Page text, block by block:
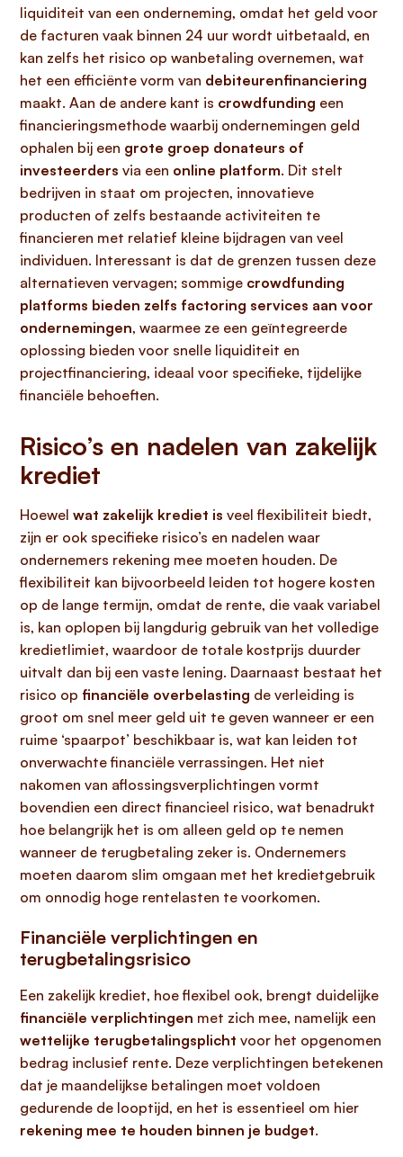
liquiditeit van een onderneming, omdat het geld voor
de facturen vaak binnen 24 uur wordt uitbetaald, en
kan zelfs het risico op wanbetaling overnemen, wat
het een efficiënte vorm van debiteurenfinanciering
maakt. Aan de andere kant is crowdfunding een
financieringsmethode waarbij ondernemingen geld
ophalen bij een grote groep donateurs of
investeerders via een online platform. Dit stelt
bedrijven in staat om projecten, innovatieve
producten of zelfs bestaande activiteiten te
financieren met relatief kleine bijdragen van veel
individuen. Interessant is dat de grenzen tussen deze
alternatieven vervagen; sommige crowdfunding
platforms bieden zelfs factoring services aan voor
ondernemingen, waarmee ze een geïntegreerde
oplossing bieden voor snelle liquiditeit en
projectfinanciering, ideaal voor specifieke, tijdelijke
financiële behoeften.
Risico’s en nadelen van zakelijk
krediet
Hoewel wat zakelijk krediet is veel flexibiliteit biedt,
zijn er ook specifieke risico’s en nadelen waar
ondernemers rekening mee moeten houden. De
flexibiliteit kan bijvoorbeeld leiden tot hogere kosten
op de lange termijn, omdat de rente, die vaak variabel
is, kan oplopen bij langdurig gebruik van het volledige
kredietlimiet, waardoor de totale kostprijs duurder
uitvalt dan bij een vaste lening. Daarnaast bestaat het
risico op financiële overbelasting de verleiding is
groot om snel meer geld uit te geven wanneer er een
ruime ‘spaarpot’ beschikbaar is, wat kan leiden tot
onverwachte financiële verrassingen. Het niet
nakomen van aflossingsverplichtingen vormt
bovendien een direct financieel risico, wat benadrukt
hoe belangrijk het is om alleen geld op te nemen
wanneer de terugbetaling zeker is. Ondernemers
moeten daarom slim omgaan met het kredietgebruik
om onnodig hoge rentelasten te voorkomen.
Financiële verplichtingen en
terugbetalingsrisico
Een zakelijk krediet, hoe flexibel ook, brengt duidelijke
financiële verplichtingen met zich mee, namelijk een
wettelijke terugbetalingsplicht voor het opgenomen
bedrag inclusief rente. Deze verplichtingen betekenen
dat je maandelijkse betalingen moet voldoen
gedurende de looptijd, en het is essentieel om hier
rekening mee te houden binnen je budget.